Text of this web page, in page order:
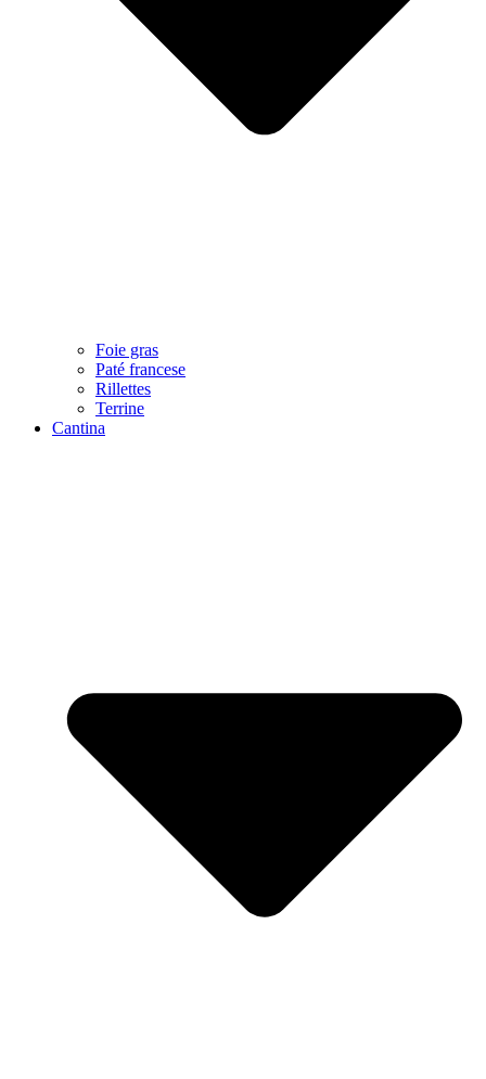
Foie gras
Paté francese
Rillettes
Terrine
Cantina